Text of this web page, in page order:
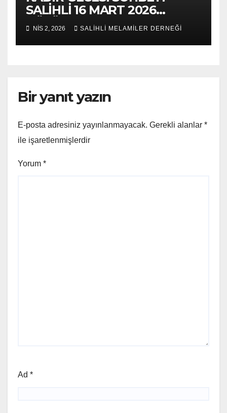
SALİHLİ 16 MART 2026
BÖLÜM 2
NIS 2, 2026 SALİHLİ MELAMİLER DERNEĞİ
Bir yanıt yazın
E-posta adresiniz yayınlanmayacak. Gerekli alanlar *
ile işaretlenmişlerdir
Yorum *
Ad *